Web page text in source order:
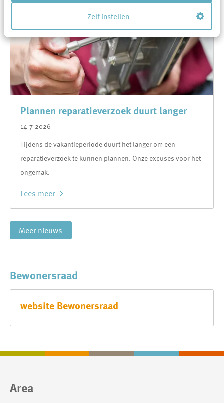
Zelf instellen
Plannen reparatieverzoek duurt langer
14-7-2026
Tijdens de vakantieperiode duurt het langer om een
reparatieverzoek te kunnen plannen. Onze excuses voor het
ongemak.
Lees meer
Meer nieuws
Bewonersraad
website Bewonersraad
Contactinformatie
Area